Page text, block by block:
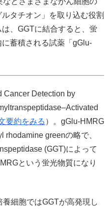
タチオン」を取り込む役割
、GGTに結合すると、蛍
蓄積される試薬「gGlu-
Cancer Detection by
要約をみる ）。gGlu-HMRG
rhodamine greenの略で、
(GGT)によって
という蛍光物質になり
細胞ではGGTが高発現し